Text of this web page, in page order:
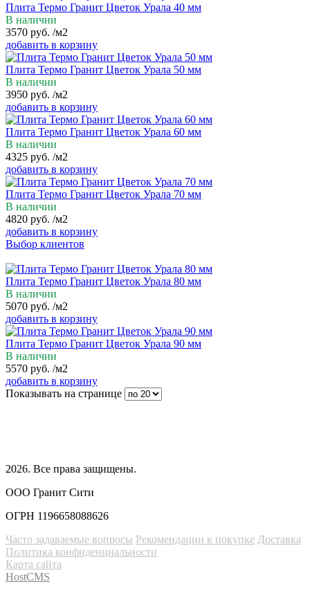
Плита Термо Гранит Цветок Урала 40 мм
В наличии
3570 руб. /м2
добавить в корзину
Плита Термо Гранит Цветок Урала 50 мм
В наличии
3950 руб. /м2
добавить в корзину
Плита Термо Гранит Цветок Урала 60 мм
В наличии
4325 руб. /м2
добавить в корзину
Плита Термо Гранит Цветок Урала 70 мм
В наличии
4820 руб. /м2
добавить в корзину
Выбор клиентов
Плита Термо Гранит Цветок Урала 80 мм
В наличии
5070 руб. /м2
добавить в корзину
Плита Термо Гранит Цветок Урала 90 мм
В наличии
5570 руб. /м2
добавить в корзину
Показывать на странице
2026. Все права защищены.
ООО Гранит Сити
ОГРН 1196658088626
Часто задаваемые вопросы Рекомендации к покупке Доставка
Политика конфиденциальности
Карта сайта
HostCMS